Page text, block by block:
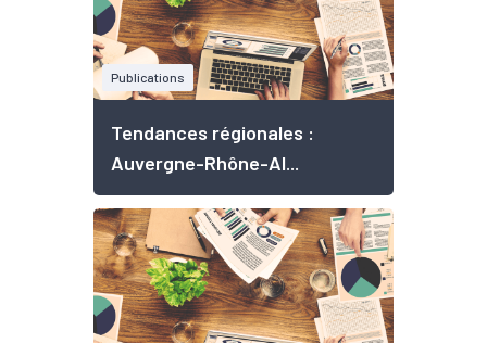
Publications
Tendances régionales :
Auvergne-Rhône-Al...